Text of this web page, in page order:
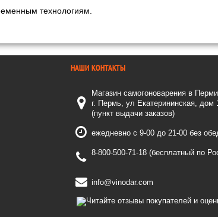
технологиям.
НАШИ КОНТАКТЫ
Магазин самогоноварения в Перми
г. Пермь, ул Екатерининская, дом
(пункт выдачи заказов)
ежедневно с 9-00 до 21-00 без
8-800-500-71-18 (бесплатный по
info@vinodar.com